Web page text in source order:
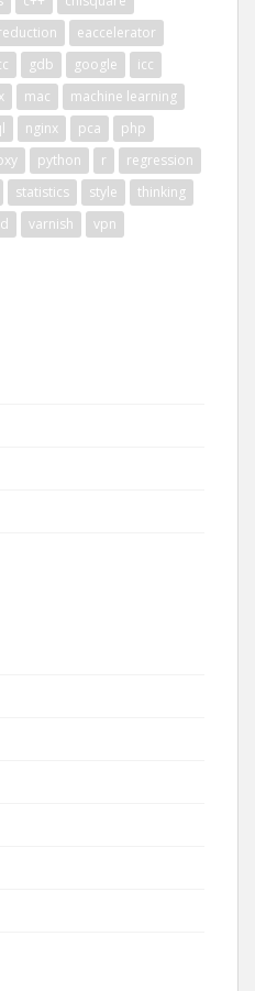
eaccelerator
gdb google
icc
mac
machine learning
nginx pca
php
python r
regression
statistics style
thinking
varnish
vpn